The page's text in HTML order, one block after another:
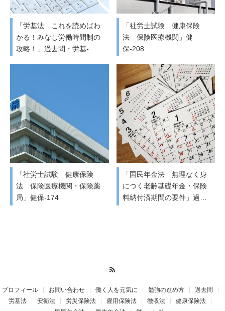
「労基法 これを読めばわ
かる！みなし労働時間制の
攻略！」過去問・労基-…
「社労士試験 健康保険
法 保険医療機関」健
保-208
「社労士試験 健康保険
法 保険医療機関・保険薬
局」健保-174
「国民年金法 無理なく身
につく老齢基礎年金・保険
料納付済期間の要件」過…
プロフィール お問い合わせ 働く人を元気に 勉強の進め方
過去問
労基法
安衛法 労災保険法 雇用保険法 徴収法
健康保険法